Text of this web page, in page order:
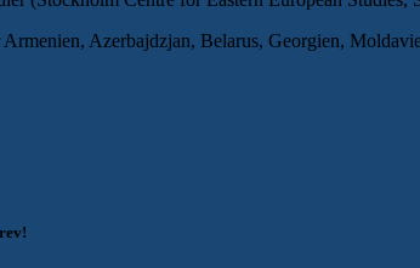
Azerbajdzjan, Belarus, Georgien,